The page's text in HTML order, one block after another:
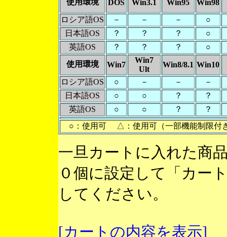
使用環境 DOS Win3.1 Win95
Win98
ロシア語OS
－ － －
○
日本語OS
？ ？ ？
○
英語OS
？ ？ ？
○
使用環境
Win7
Win7
Ult
Win8/8.1 Win10
ロシア語OS
○ － －
－
日本語OS
○ ○ ？
？
英語OS
○ ○ ？
？
○：使用可 △：使用可（一部機能制限
一旦カートに入れた商
０個に設定して「カー
してください。
[カートの内容を表示]